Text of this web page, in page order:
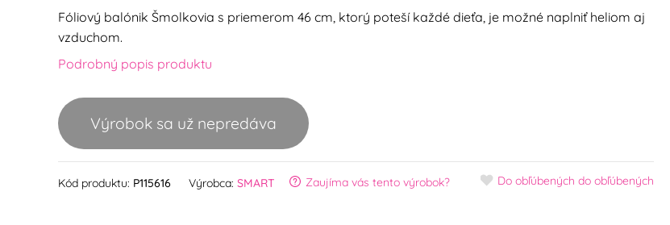
Fóliový balónik Šmolkovia s priemerom 46 cm, ktorý poteší každé dieťa, je možné naplniť heliom aj
vzduchom.
Podrobný popis produktu
Výrobok sa už nepredáva
Kód produktu: P115616 Výrobca: SMART Zaujíma vás tento výrobok? Do obľúbených do obľúbených